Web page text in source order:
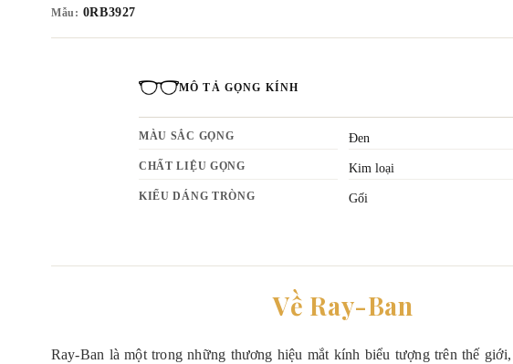
Mẫu: 0RB3927
MÔ TẢ GỌNG KÍNH
MÀU SẮC GỌNG Đen
CHẤT LIỆU GỌNG Kim loại
KIỂU DÁNG TRÒNG Gối
Về Ray-Ban
Ray-Ban là một trong những thương hiệu mắt kính biểu tượng trên thế